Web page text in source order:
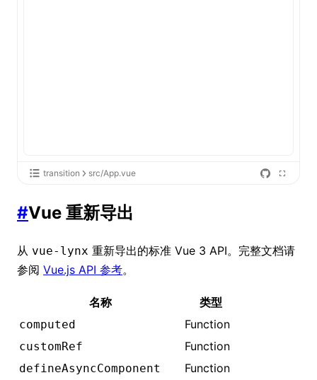
transition src/App.vue
#Vue 重新导出
从 vue-lynx 重新导出的标准 Vue 3 API。完整文档请
参阅 Vue.js API 参考。
名称 类型
computed Function
customRef Function
defineAsyncComponent Function